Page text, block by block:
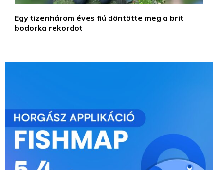
Egy tizenhárom éves fiú döntötte meg a brit
bodorka rekordot